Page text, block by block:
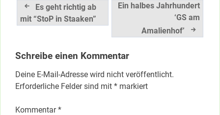
Beitragsnavigation
Es geht richtig ab
mit “StoP in Staaken”
Ein halbes Jahrhundert
‘GS am
Amalienhof’
Schreibe einen Kommentar
Deine E-Mail-Adresse wird nicht veröffentlicht.
Erforderliche Felder sind mit * markiert
Kommentar*